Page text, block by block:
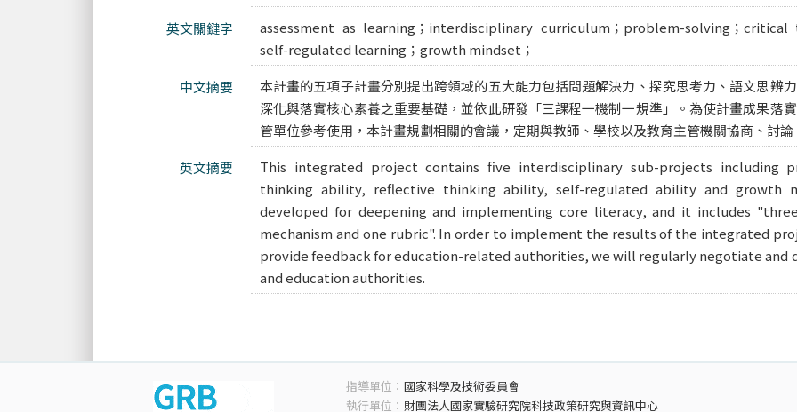
英文關鍵字
assessment as learning；interdisciplinary curriculum；problem-solving；
self-regulated learning；growth mindset；
中文摘要
本計畫的五項子計畫分別提出跨領域的五大能力包括問題解決力、探究思考力、語文思辨
深化與落實核心素養之重要基礎，並依此研發「三課程一機制一規準」。為使計畫成果落
管單位參考使用，本計畫規劃相關的會議，定期與教師、學校以及教育主管機關協商、討
英文摘要
This integrated project contains five interdisciplinary sub-projects including
thinking ability, reflective thinking ability, self-regulated ability and growth
developed for deepening and implementing core literacy, and it includes
mechanism and one rubric". In order to implement the results of the integrated
provide feedback for education-related authorities, we will regularly negotiate and
and education authorities.
指導單位： 國家科學及技術委員會
執行單位： 財團法人國家實驗研究院科技政策研究與資訊中心